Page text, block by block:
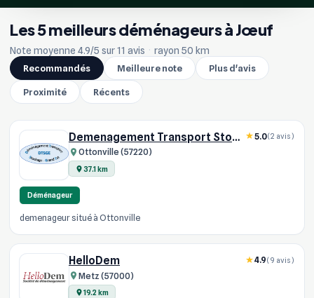
Les 5 meilleurs déménageurs à Jœuf
Note moyenne 4.9/5 sur 11 avis · rayon 50 km
Recommandés
Meilleure note Plus d'avis
Proximité Récents
Demenagement Transport Stockage
Ottonville (57220)
37.1 km
5.0(2 avis)
Déménageur
demenageur situé à Ottonville
HelloDem
Metz (57000)
19.2 km
4.9(9 avis)